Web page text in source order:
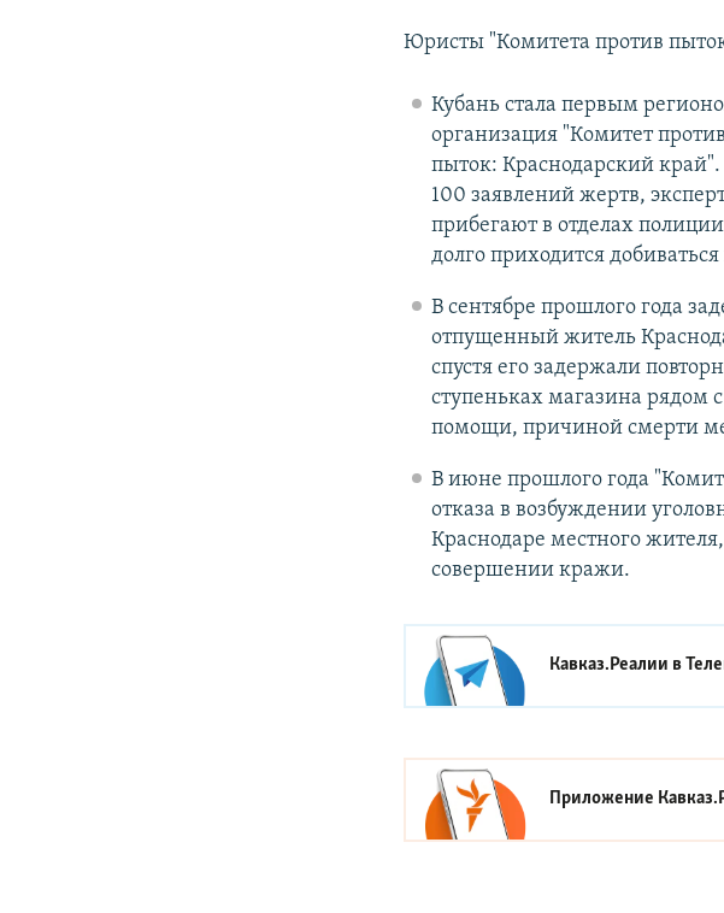
Юристы "Комитета против
Кубань стала первым
организация "Комитет
пыток: Краснодарский
100 заявлений жертв,
прибегают в отделах
долго приходится
В сентябре прошлого года
отпущенный житель
спустя его задержали
ступеньках магазина рядом
помощи, причиной смерти
В июне прошлого года
отказа в возбуждении
Краснодаре местного
совершении кражи.
Кавказ.Реалии в
Приложение